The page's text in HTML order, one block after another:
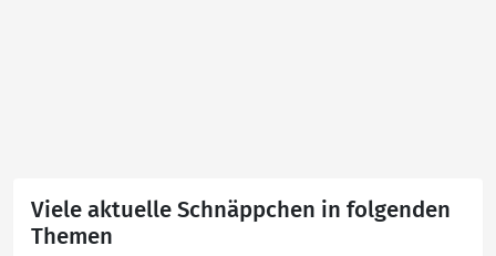
Viele aktuelle Schnäppchen in folgenden
Themen